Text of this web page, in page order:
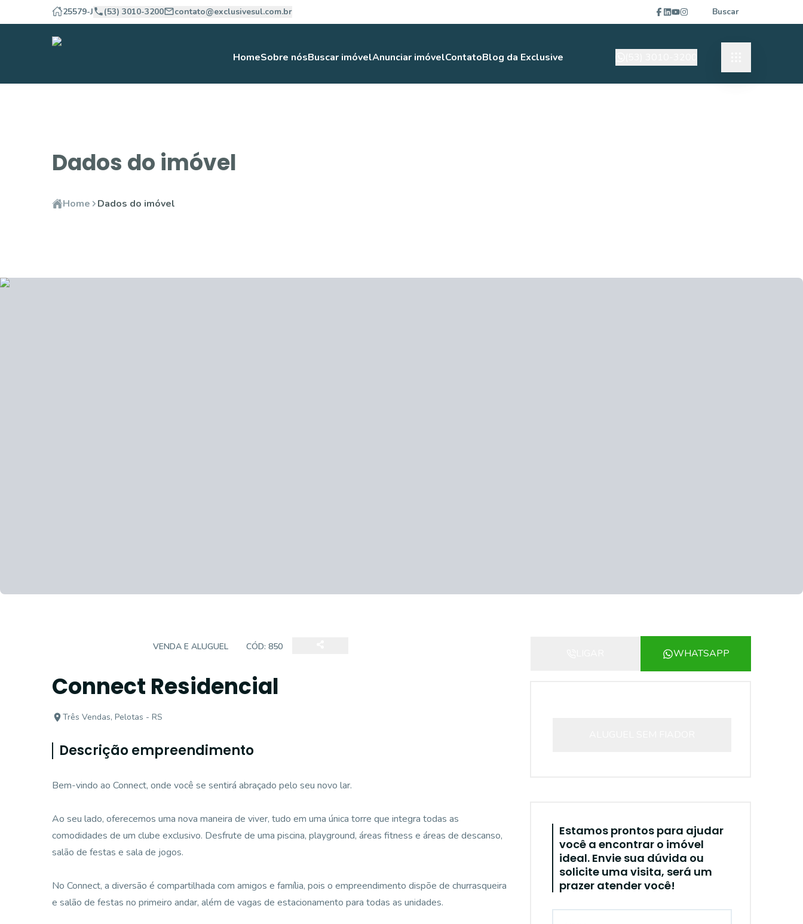
25579-J (53) 3010-3200 contato@exclusivesul.com.br Buscar
HomeSobre nósBuscar imóvelAnunciar imóvelContatoBlog da Exclusive
Dados do imóvel
Home Dados do imóvel
VENDA E ALUGUEL CÓD: 850
Connect Residencial
Três Vendas, Pelotas - RS
Descrição empreendimento
Bem-vindo ao Connect, onde você se sentirá abraçado pelo seu novo lar.
Ao seu lado, oferecemos uma nova maneira de viver, tudo em uma única torre que integra todas as
comodidades de um clube exclusivo. Desfrute de uma piscina, playground, áreas fitness e áreas de descanso,
salão de festas e sala de jogos.
No Connect, a diversão é compartilhada com amigos e família, pois o empreendimento dispõe de churrasqueira
e salão de festas no primeiro andar, além de vagas de estacionamento para todas as unidades.
WHATSAPP
Estamos prontos para ajudar
você a encontrar o imóvel
ideal. Envie sua dúvida ou
solicite uma visita, será um
prazer atender você!